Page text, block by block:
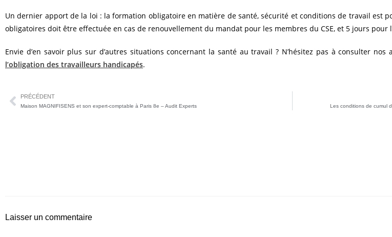
Un dernier apport de la loi : la formation obligatoire en matière de santé, sécurité et conditions de travail est
obligatoires doit être effectuée en cas de renouvellement du mandat pour les membres du CSE, et 5 jours pour
Envie d’en savoir plus sur d’autres situations concernant la santé au travail ? N’hésitez pas à consulter
l’obligation des travailleurs handicapés.
PRÉCÉDENT
Maison MAGNIFISENS et son expert-comptable à Paris 8e – Audit Experts Les conditions de cumul
Laisser un commentaire